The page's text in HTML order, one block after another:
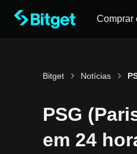
Comprar
Bitget Notícias
PSG
em 24